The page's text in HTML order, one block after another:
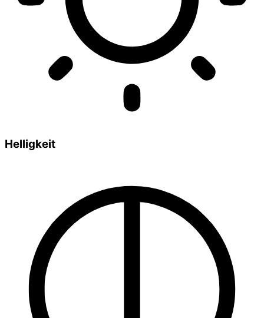
Helligkeit